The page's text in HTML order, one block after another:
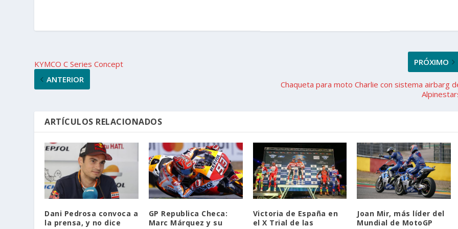
KYMCO C Series Concept
ANTERIOR
PRÓXIMO
Chaqueta para moto Charlie con sistema airbarg
ARTÍCULOS RELACIONADOS
Dani Pedrosa convoca a
la prensa, y no dice
GP Republica Checa:
Marc Márquez y su
Victoria de España en
el X Trial de las
Joan Mir, más líder del
Mundial de MotoGP